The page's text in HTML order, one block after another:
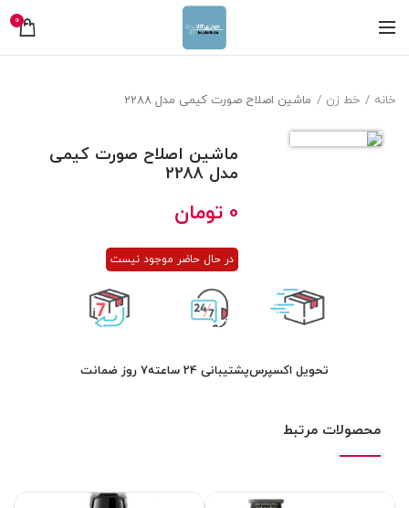
0
خانه خط زن ماشین اصلاح صورت کیمی مدل 2288
ماشین اصلاح صورت کیمی
مدل 2288
0 تومان
در حال حاضر موجود نیست
تحویل اکسپرسپشتیبانی 24 ساعته 7 روز ضمانت
محصولات مرتبط